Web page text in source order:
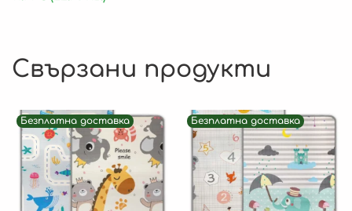
Свързани продукти
Безплатна доставка Безплатна доставка